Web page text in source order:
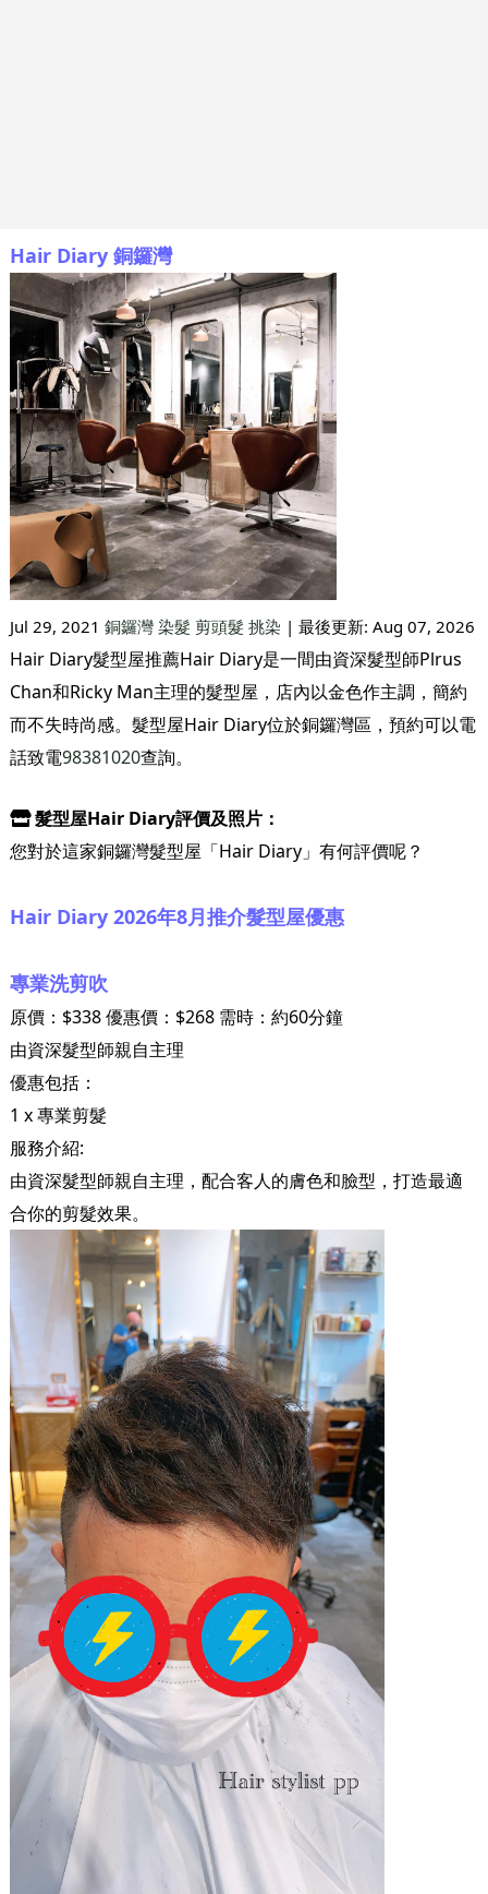
Hair Diary 銅鑼灣
Jul 29, 2021 銅鑼灣 染髮 剪頭髮 挑染 | 最後更新: Aug 07, 2026
Hair Diary髮型屋推薦Hair Diary是一間由資深髮型師Plrus
Chan和Ricky Man主理的髮型屋，店內以金色作主調，簡約
而不失時尚感。髮型屋Hair Diary位於銅鑼灣區，預約可以電
話致電98381020查詢。
髮型屋Hair Diary評價及照片：
您對於這家銅鑼灣髮型屋「Hair Diary」有何評價呢？
Hair Diary 2026年8月推介髮型屋優惠
專業洗剪吹
原價：$338 優惠價：$268 需時：約60分鐘
由資深髮型師親自主理
優惠包括：
1 x 專業剪髮
服務介紹:
由資深髮型師親自主理，配合客人的膚色和臉型，打造最適
合你的剪髮效果。